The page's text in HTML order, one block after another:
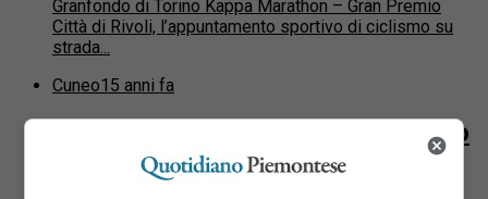
Granfondo di Torino Kappa Marathon – Gran Premio
Città di Rivoli, l’appuntamento sportivo di ciclismo su
strada...
Cuneo15 anni fa
La Granfondo La Via del Sale verso
i mille iscritti